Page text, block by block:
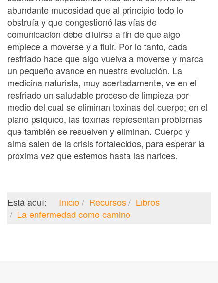
abundante mucosidad que al principio todo lo
obstruía y que congestionó las vías de
comunicación debe diluirse a fin de que algo
empiece a moverse y a fluir. Por lo tanto, cada
resfriado hace que algo vuelva a moverse y marca
un pequeño avance en nuestra evolución. La
medicina naturista, muy acertadamente, ve en el
resfriado un saludable proceso de limpieza por
medio del cual se eliminan toxinas del cuerpo; en el
plano psíquico, las toxinas representan problemas
que también se resuelven y eliminan. Cuerpo y
alma salen de la crisis fortalecidos, para esperar la
próxima vez que estemos hasta las narices.
Está aquí: Inicio Recursos
Libros
La enfermedad como camino